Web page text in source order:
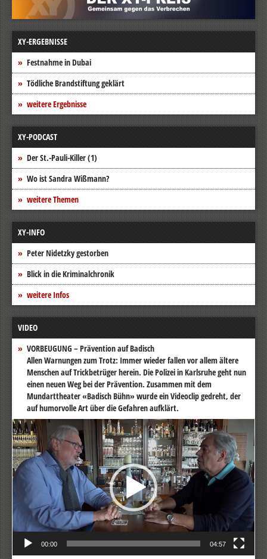
XY-ERGEBNISSE
Festnahme in Dubai
Tödliche Brandstiftung geklärt
weitere Ergebnisse
XY-PODCAST
Der St.-Pauli-Killer (1)
Wo ist Sandra Wißmann?
weitere Themen
XY-INFO
Peter Nidetzky gestorben
Blick in die Kriminalchronik
weitere Infos
VIDEO
VORBEUGUNG – Prävention auf Badisch
Allen Warnungen zum Trotz: Immer wieder fallen vor allem ältere
Menschen auf Trickbetrüger herein. Die Polizei in Karlsruhe geht nun
einen neuen Weg bei der Prävention. Zusammen mit dem
Mundarttheater «Badisch Bühn» wurde ein Videoclip gedreht, der
auf humorvolle Art über die Gefahren aufklärt.
Video-
Player
00:00 04:57